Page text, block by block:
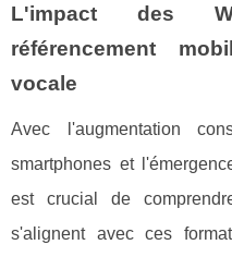
L'impact des
référencement
vocale
Avec l'augmentation
smartphones et
est crucial de
s'alignent avec ces